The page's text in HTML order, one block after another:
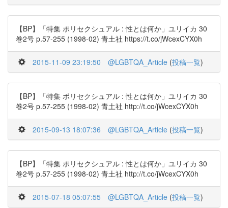
【BP】「特集 ポリセクシュアル : 性とは何か」ユリイカ 30
巻2号 p.57-255 (1998-02) 青土社 https://t.co/jWcexCYX0h
2015-11-09 23:19:50 @LGBTQA_Article (投稿一覧)
【BP】「特集 ポリセクシュアル : 性とは何か」ユリイカ 30
巻2号 p.57-255 (1998-02) 青土社 http://t.co/jWcexCYX0h
2015-09-13 18:07:36 @LGBTQA_Article (投稿一覧)
【BP】「特集 ポリセクシュアル : 性とは何か」ユリイカ 30
巻2号 p.57-255 (1998-02) 青土社 http://t.co/jWcexCYX0h
2015-07-18 05:07:55 @LGBTQA_Article (投稿一覧)